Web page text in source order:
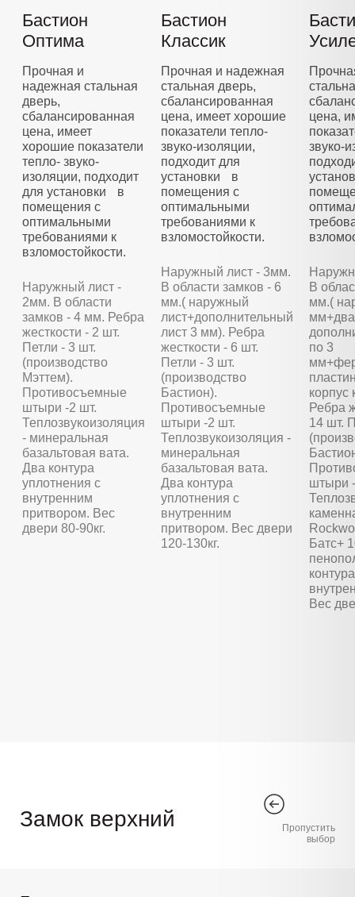
Бастион
Оптима
Прочная и
надежная стальная
дверь,
сбалансированная
цена, имеет
хорошие показатели
тепло- звуко-
изоляции, подходит
для установки в
помещения с
оптимальными
требованиями к
взломостойкости.
Наружный лист -
2мм. В области
замков - 4 мм. Ребра
жесткости - 2 шт.
Петли - 3 шт.
(производство
Мэттем).
Противосъемные
штыри -2 шт.
Теплозвукоизоляция
- минеральная
базальтовая вата.
Два контура
уплотнения с
внутренним
притвором. Вес
двери 80-90кг.
Бастион
Классик
Прочная и надежная
стальная дверь,
сбалансированная
цена, имеет хорошие
показатели тепло-
звуко-изоляции,
подходит для
установки в
помещения с
оптимальными
требованиями к
взломостойкости.
Наружный лист - 3мм.
В области замков - 6
мм.( наружный
лист+дополнительный
лист 3 мм). Ребра
жесткости - 6 шт.
Петли - 3 шт.
(производство
Бастион).
Противосъемные
штыри -2 шт.
Теплозвукоизоляция -
минеральная
базальтовая вата.
Два контура
уплотнения с
внутренним
притвором. Вес двери
120-130кг.
цена,
звуко-
В
мм.(
мм+два
по 3
корпус
Ребра
14 шт.
штыри
Батс+
Вес
Замок верхний
Пропустить
выбор